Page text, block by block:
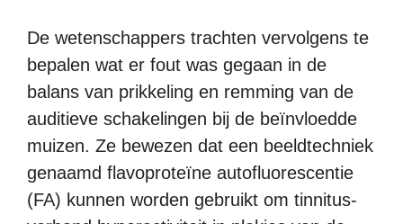
De wetenschappers trachten vervolgens te
bepalen wat er fout was gegaan in de
balans van prikkeling en remming van de
auditieve schakelingen bij de beïnvloedde
muizen. Ze bewezen dat een beeldtechniek
genaamd flavoproteïne autofluorescentie
(FA) kunnen worden gebruikt om tinnitus-